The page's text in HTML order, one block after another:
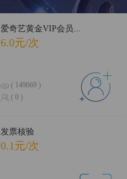
爱奇艺黄金VIP会员...
6.0元/次
( 149669 )
( 0 )
发票核验
0.1元/次